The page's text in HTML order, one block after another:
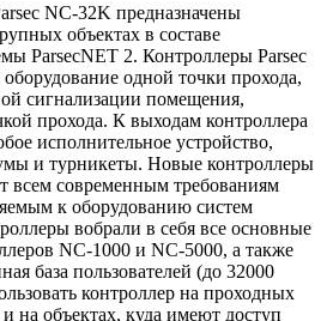
NC-32K предназначены
объектах в составе
ParsecNET 2. Контроллеры Parsec
одной точки прохода,
сигнализации помещения,
прохода. К выходам контроллера
исполнительное устройство,
и турникеты. Новые контроллеры
всем современным требованиям
к оборудованию систем
вобрали в себя все основные
NC-1000 и NC-5000, а также
база пользователей (до 32000
контроллер на проходных
на объектах, куда имеют доступ